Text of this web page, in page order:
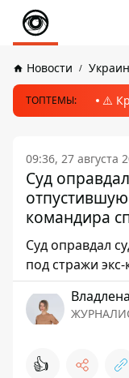
Новости
ТОПТЕМЫ: ⚠️
09:36, 27 августа
Суд
командира
Суд оправдал
под стражи
👍